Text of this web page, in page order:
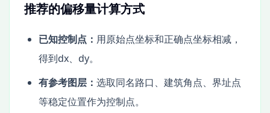
推荐的偏移量计算方式
已知控制点： 用原始点坐标和正确点坐标相减，
得到dx、dy。
有参考图层： 选取同名路口、建筑角点、界址点
等稳定位置作为控制点。